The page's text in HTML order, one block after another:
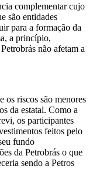
complementar cujo
são entidades
para a formação da
a princípio,
não afetam a
os riscos são menores
da estatal. Como a
os participantes
feitos pelo
fundo
da Petrobrás o que
sendo a Petros